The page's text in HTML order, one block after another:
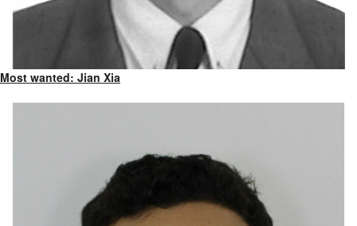
Most wanted: Jian Xia